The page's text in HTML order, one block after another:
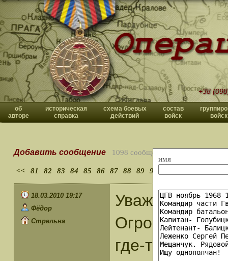
+38
об
авторе
историческая
справка
схема боевых
действий
состав
войск
войск
имя
Добавить сообщение 1098 сообщений
<< 81 82 83 84 85 86 87 88 89 90
18.03.2010 19:17
Фёдор
Стрельна
Уважаемый
Огромное
где-то